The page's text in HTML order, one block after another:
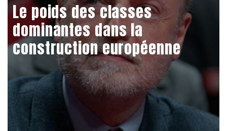
Le poids des classes
dominantes dans la
construction européenne